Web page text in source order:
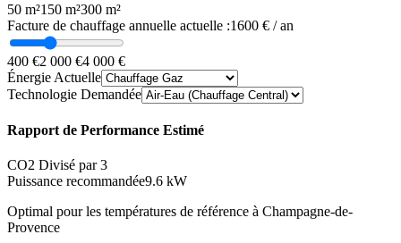
50 m²150 m²300 m²
Facture de chauffage annuelle actuelle :1600 € / an
400 €2 000 €4 000 €
Énergie Actuelle
Technologie Demandée
Rapport de Performance Estimé
CO2 Divisé par 3
Puissance recommandée9.6 kW
Optimal pour les températures de référence à Champagne-de-
Provence